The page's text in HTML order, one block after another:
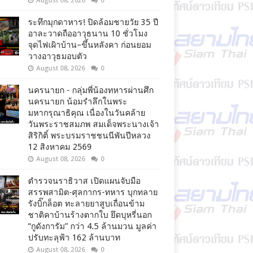
ระทึกมุกดาหาร! ปิดล้อมชายวัย 35 ปี
อาละวาดถืออาวุธนาน 10 ชั่วโมง
จุดไฟเผิาบ้าน–ขึ้นหลังคา ก่อนยอม
วางอาวุธมอบตัว
August 08, 2026 0
นครนายก - กลุ่มพี่น้องทหารผ่านศึก
นครนายก น้อมรำลึกในพระ
มหากรุณาธิคุณ เนื่องในวันคล้าย
วันพระราชสมภพ สมเด็จพระนางเจ้า
สิริกิติ์ พระบรมราชชนนีพันปีหลวง
12 สิงหาคม 2569
August 08, 2026 0
ตำรวจนราธิวาส เปิดแผนจับมือ
สรรพสามิต-ศุลกากร-ทหาร บุกทลาย
รังบิ๊กล็อต ทะลายยาสูบเถื่อนข้าม
ชาติคาบ้านร้างตากใบ ยึดบุหรี่นอก
“กูดังการัม” กว่า 4.5 ล้านมวน มูลค่า
ปรับทะลุฟ้า 162 ล้านบาท
August 08, 2026 0